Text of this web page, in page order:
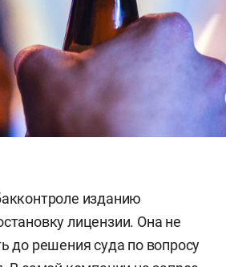
изданию
лицензии. Она не
до решения суда по вопросу